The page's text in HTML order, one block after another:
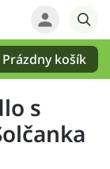
Prázdny košík
s